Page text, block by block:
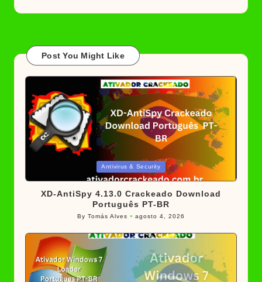
Post You Might Like
Antivirus & Security
XD-AntiSpy 4.13.0 Crackeado Download
Português PT-BR
Posted
ByTomás Alves agosto 4, 2026